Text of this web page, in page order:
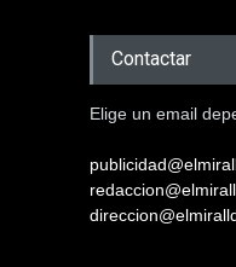
Contactar
Elige un email